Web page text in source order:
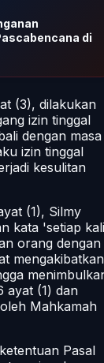
di
(3), dilakukan
izin tinggal
dengan masa
izin tinggal
kesulitan
(1), Silmy
kata 'setiap
orang dengan
mengakibatkan
ayat (1) dan
Mahkamah
Pasal